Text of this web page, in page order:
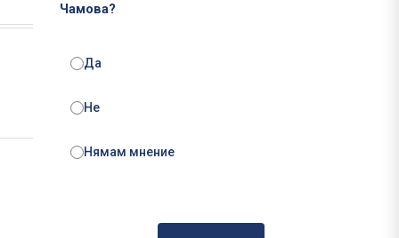
Чамова?
Да
Не
Нямам мнение